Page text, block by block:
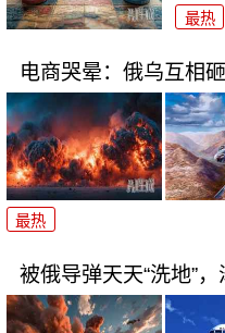
最热
电商哭晕：俄乌互相
最热
被俄导弹天天“洗地”